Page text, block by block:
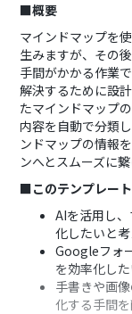
■概要
マインドマップを
生みますが、その
手間がかかる作業
解決するために設
たマインドマップ
内容を自動で分類
ンドマップの情報
ンへとスムーズに
■このテンプレー
AIを活用し
化したいと
Googleフォ
を効率化し
手書きや画
化する手間